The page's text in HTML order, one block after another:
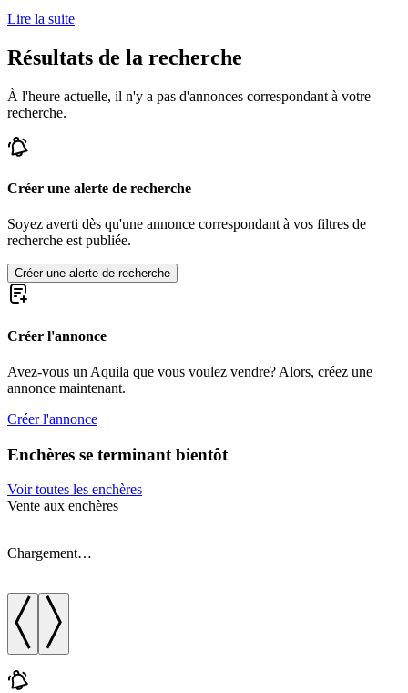
Lire la suite
Résultats de la recherche
À l'heure actuelle, il n'y a pas d'annonces correspondant à votre
recherche.
Créer une alerte de recherche
Soyez averti dès qu'une annonce correspondant à vos filtres de
recherche est publiée.
Créer une alerte de recherche
Créer l'annonce
Avez-vous un Aquila que vous voulez vendre? Alors, créez une
annonce maintenant.
Créer l'annonce
Enchères se terminant bientôt
Voir toutes les enchères
Vente aux enchères
Chargement…